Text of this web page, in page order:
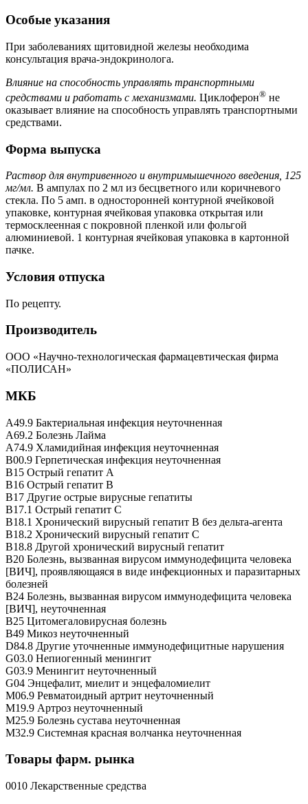
Особые указания
При заболеваниях щитовидной железы необходима
консультация врача-эндокринолога.
Влияние на способность управлять транспортными
средствами и работать с механизмами. Циклоферон® не
оказывает влияние на способность управлять транспортными
средствами.
Форма выпуска
Раствор для внутривенного и внутримышечного введения, 125
мг/мл. В ампулах по 2 мл из бесцветного или коричневого
стекла. По 5 амп. в односторонней контурной ячейковой
упаковке, контурная ячейковая упаковка открытая или
термосклеенная с покровной пленкой или фольгой
алюминиевой. 1 контурная ячейковая упаковка в картонной
пачке.
Условия отпуска
По рецепту.
Производитель
ООО «Научно-технологическая фармацевтическая фирма
«ПОЛИСАН»
МКБ
A49.9 Бактериальная инфекция неуточненная
A69.2 Болезнь Лайма
A74.9 Хламидийная инфекция неуточненная
B00.9 Герпетическая инфекция неуточненная
B15 Острый гепатит A
B16 Острый гепатит B
B17 Другие острые вирусные гепатиты
B17.1 Острый гепатит C
B18.1 Хронический вирусный гепатит B без дельта-агента
B18.2 Хронический вирусный гепатит C
B18.8 Другой хронический вирусный гепатит
B20 Болезнь, вызванная вирусом иммунодефицита человека
[ВИЧ], проявляющаяся в виде инфекционных и паразитарных
болезней
B24 Болезнь, вызванная вирусом иммунодефицита человека
[ВИЧ], неуточненная
B25 Цитомегаловирусная болезнь
B49 Микоз неуточненный
D84.8 Другие уточненные иммунодефицитные нарушения
G03.0 Непиогенный менингит
G03.9 Менингит неуточненный
G04 Энцефалит, миелит и энцефаломиелит
M06.9 Ревматоидный артрит неуточненный
M19.9 Артроз неуточненный
M25.9 Болезнь сустава неуточненная
M32.9 Системная красная волчанка неуточненная
Товары фарм. рынка
0010 Лекарственные средства